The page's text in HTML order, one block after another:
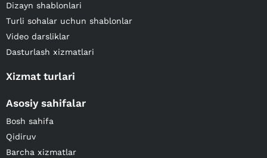
Dizayn shablonlari
Turli sohalar uchun shablonlar
Video darsliklar
Dasturlash xizmatlari
Xizmat turlari
Asosiy sahifalar
Bosh sahifa
Qidiruv
Barcha xizmatlar